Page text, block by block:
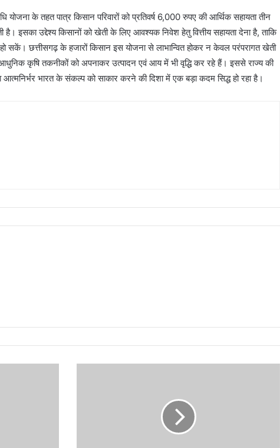
योजना के तहत पात्र किसान परिवारों को प्रतिवर्ष 6,000 रुपए की आर्थिक सहायता तीन
इसका उद्देश्य किसानों को खेती के लिए आवश्यक निवेश हेतु वित्तीय सहायता देना है, ताकि
सकें। छत्तीसगढ़ के हजारों किसान इस योजना से लाभान्वित होकर न केवल परंपरागत खेती
कृषि तकनीकों को अपनाकर उत्पादन एवं आय में भी वृद्धि कर रहे हैं। इससे राज्य की
आत्मनिर्भर भारत के संकल्प को साकार करने की दिशा में एक बड़ा कदम सिद्ध हो रहा है।